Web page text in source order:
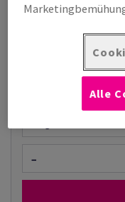
Listenpreis
LIEFERZEIT 2-3 TAGE
−
Alle